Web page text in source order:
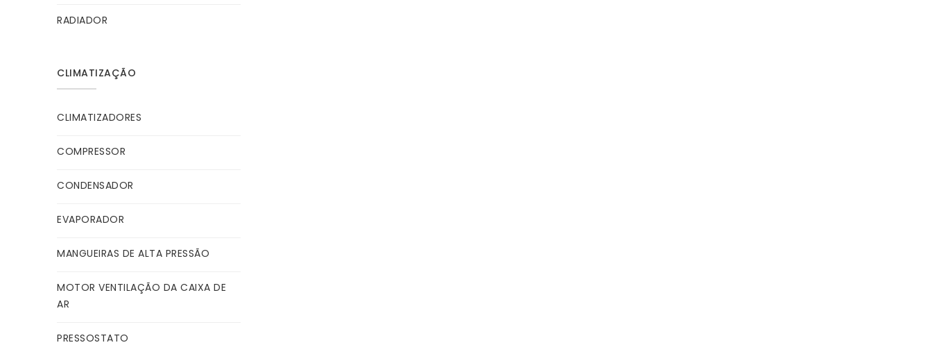
RADIADOR
CLIMATIZAÇÃO
CLIMATIZADORES
COMPRESSOR
CONDENSADOR
EVAPORADOR
MANGUEIRAS DE ALTA PRESSÃO
MOTOR VENTILAÇÃO DA CAIXA DE
AR
PRESSOSTATO